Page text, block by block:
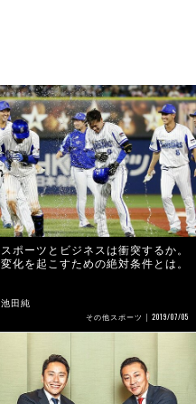
スポーツとビジネスは衝突するか。
変化を起こすための絶対条件とは。
池田純
その他スポーツ 2019/07/05